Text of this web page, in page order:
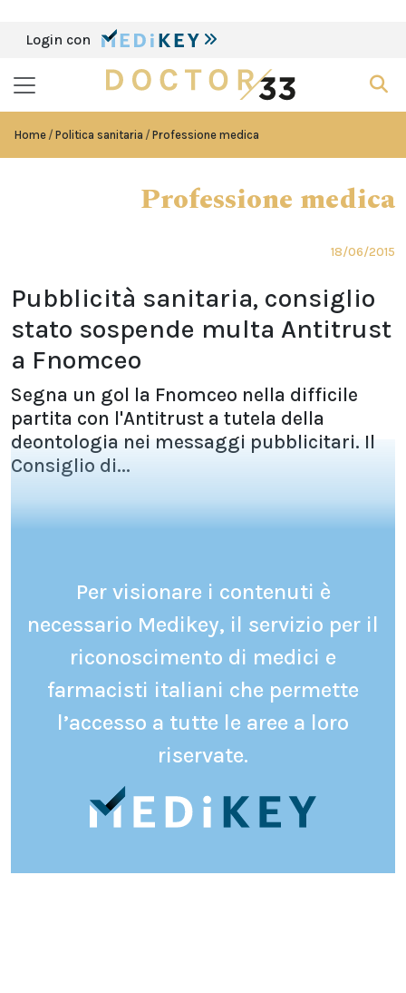
Login con
Home Politica sanitaria Professione medica
Professione medica
18/06/2015
Pubblicità sanitaria, consiglio
stato sospende multa Antitrust
a Fnomceo
Segna un gol la Fnomceo nella difficile
partita con l'Antitrust a tutela della
deontologia nei messaggi pubblicitari. Il
Consiglio di...
Per visionare i contenuti è
necessario Medikey, il servizio per il
riconoscimento di medici e
farmacisti italiani che permette
l’accesso a tutte le aree a loro
riservate.